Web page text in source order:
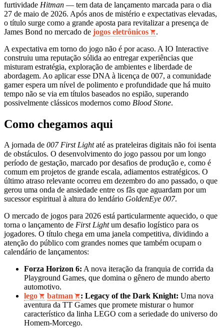
furtividade Hitman — tem data de lançamento marcada para o dia
27 de maio de 2026. Após anos de mistério e expectativas elevadas,
o título surge como a grande aposta para revitalizar a presença de
James Bond no mercado de jogos eletrônicos
.
A expectativa em torno do jogo não é por acaso. A IO Interactive
construiu uma reputação sólida ao entregar experiências que
misturam estratégia, exploração de ambientes e liberdade de
abordagem. Ao aplicar esse DNA à licença de 007, a comunidade
gamer espera um nível de polimento e profundidade que há muito
tempo não se via em títulos baseados no espião, superando
possivelmente clássicos modernos como Blood Stone.
Como chegamos aqui
A jornada de 007 First Lightaté as prateleiras digitais não foi isenta
de obstáculos. O desenvolvimento do jogo passou por um longo
período de gestação, marcado por desafios de produção e, como é
comum em projetos de grande escala, adiamentos estratégicos. O
último atraso relevante ocorreu em dezembro do ano passado, o que
gerou uma onda de ansiedade entre os fãs que aguardam por um
sucessor espiritual à altura do lendário GoldenEye 007.
O mercado de jogos para 2026 está particularmente aquecido, o que
torna o lançamento de First Lightum desafio logístico para os
jogadores. O título chega em uma janela competitiva, dividindo a
atenção do público com grandes nomes que também ocupam o
calendário de lançamentos:
Forza Horizon 6: A nova iteração da franquia de corrida da
Playground Games, que domina o gênero de mundo aberto
automotivo.
lego
batman : Legacy of the Dark Knight: Uma nova
aventura da TT Games que promete misturar o humor
característico da linha LEGO com a seriedade do universo do
Homem-Morcego.